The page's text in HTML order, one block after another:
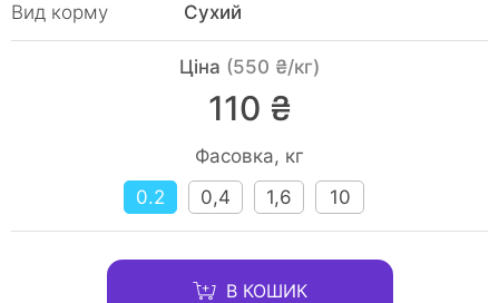
Вид корму
Сухий
Ціна (550 ₴/кг)
110 ₴
Фасовка, кг
0.2
0,4 1,6 10
В КОШИК